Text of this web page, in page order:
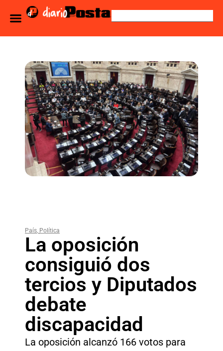
País, Política
La oposición
consiguió dos
tercios y Diputados
debate
discapacidad
La oposición alcanzó 166 votos para